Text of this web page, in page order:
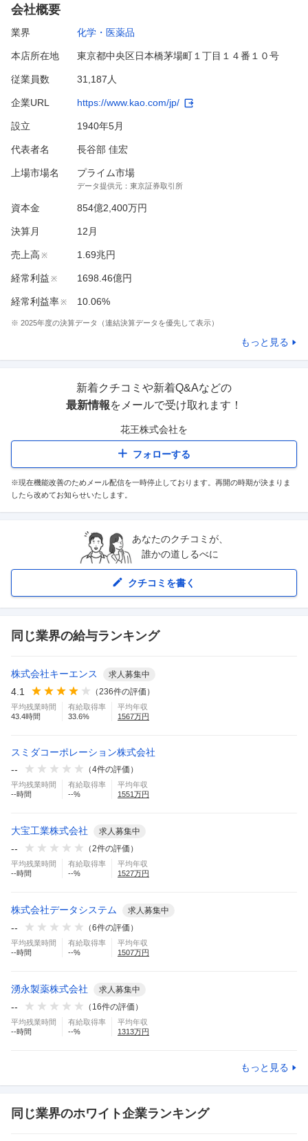
会社概要
業界 化学・医薬品
本店所在地 東京都中央区日本橋茅場町１丁目１４番１０号
従業員数 31,187人
企業URL https://www.kao.com/jp/
設立 1940年5月
代表者名 長谷部 佳宏
上場市場名 プライム市場
データ提供元： 東京証券取引所
資本金 854億2,400万円
決算月 12 月
売上高 ※ 1.69兆円
経常利益 ※ 1698.46億円
経常利益率※ 10.06%
※ 2025年度の決算データ（連結決算データを優先して表示）
もっと見る
新着クチコミや新着Q&Aなどの
最新情報をメールで受け取れます！
花王株式会社を
フォローする
※現在機能改善のためメール配信を一時停止しております。再開の時期が決まりま
したら改めてお知らせいたします。
あなたのクチコミが、
誰かの道しるべに
クチコミを書く
同じ業界の給与ランキング
株式会社キーエンス 求人募集中
4.1 （236件の評価）
平均残業時間
43.4時間
有給取得率
33.6%
平均年収
1567万円
スミダコーポレーション株式会社
--
（4件の評価）
平均残業時間
--時間
有給取得率
--%
平均年収
1551万円
大宝工業株式会社 求人募集中
-- （2件の評価）
平均残業時間
--時間
有給取得率
--%
平均年収
1527万円
株式会社データシステム 求人募集中
-- （6件の評価）
平均残業時間
--時間
有給取得率
--%
平均年収
1507万円
湧永製薬株式会社 求人募集中
-- （ 16件の評価）
平均残業時間
--時間
有給取得率
--%
平均年収
1313万円
もっと見る
同じ業界のホワイト企業ランキング